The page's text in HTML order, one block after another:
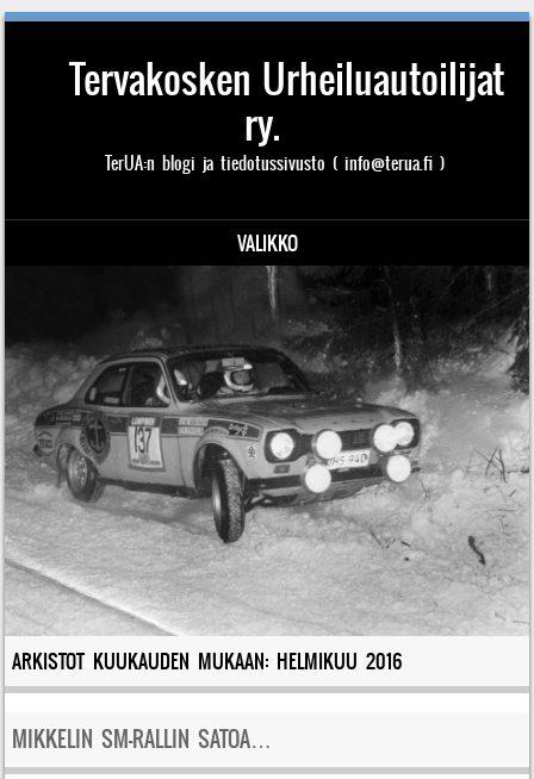
Tervakosken Urheiluautoilijat
ry.
TerUA:n blogi ja tiedotussivusto ( info@terua.fi )
VALIKKO
ARKISTOT KUUKAUDEN MUKAAN: HELMIKUU 2016
MIKKELIN SM-RALLIN SATOA…